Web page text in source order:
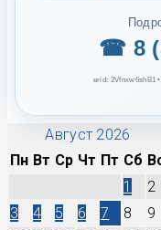
☎ 8
erid: 2Vfnxw6shB1
Август 2026
Пн Вт Ср Чт Пт Сб
1
2
3
4 5 6 7 8
9